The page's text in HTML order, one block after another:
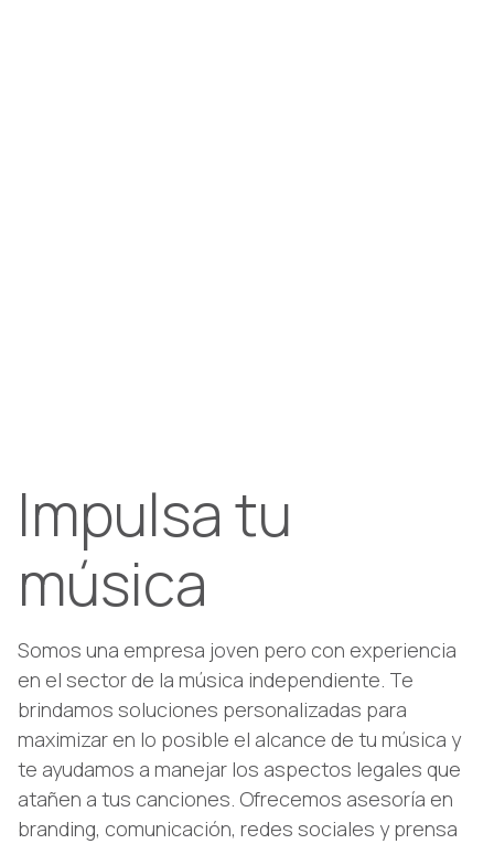
Impulsa tu
música
Somos una empresa joven pero con experiencia
en el sector de la música independiente. Te
brindamos soluciones personalizadas para
maximizar en lo posible el alcance de tu música y
te ayudamos a manejar los aspectos legales que
atañen a tus canciones. Ofrecemos asesoría en
branding, comunicación, redes sociales y prensa